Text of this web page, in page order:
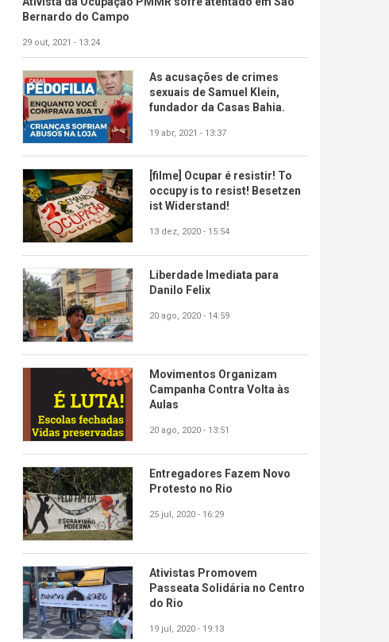
Bernardo do Campo
29 out, 2021 - 13:24
As acusações de crimes
sexuais de Samuel Klein,
fundador da Casas Bahia.
19 abr, 2021 - 13:37
[filme] Ocupar é resistir! To
occupy is to resist! Besetzen
ist Widerstand!
13 dez, 2020 - 15:54
Liberdade Imediata para
Danilo Felix
20 ago, 2020 - 14:59
Movimentos Organizam
Campanha Contra Volta às
Aulas
20 ago, 2020 - 13:51
Entregadores Fazem Novo
Protesto no Rio
25 jul, 2020 - 16:29
Ativistas Promovem
Passeata Solidária no Centro
do Rio
19 jul, 2020 - 19:13